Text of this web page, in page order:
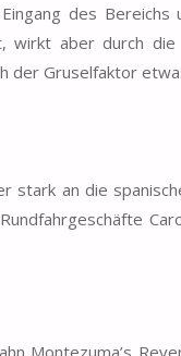
des
wirkt aber durch
der Gruselfaktor
stark an die
Montezuma’s